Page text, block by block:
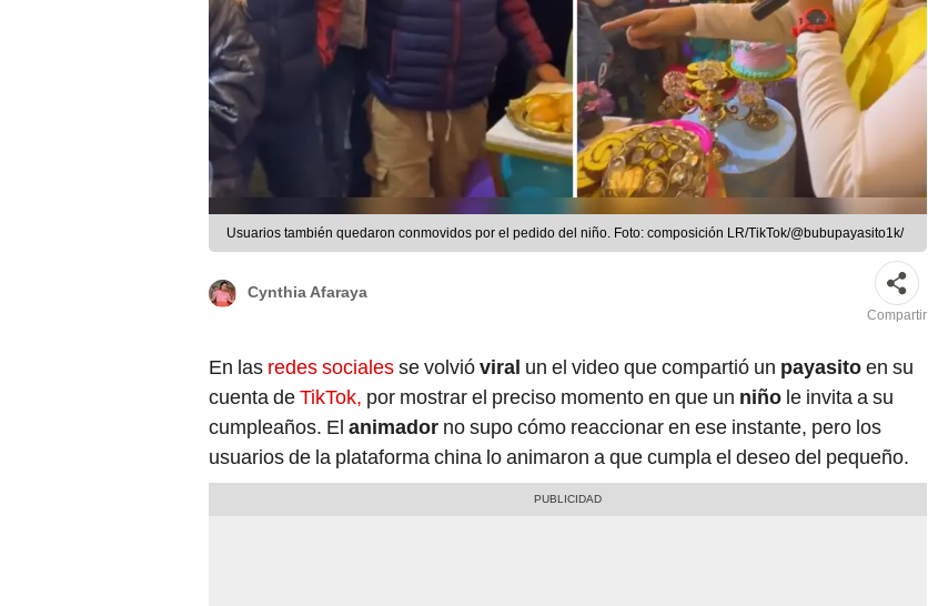
Usuarios también quedaron conmovidos por el pedido del niño. Foto: composición LR/TikTok/@bubupayasito1k/
Cynthia Afaraya
Compartir
En las redes socialesse volvióviral un el video que compartió un payasitoen su
cuenta deTikTok, por mostrar el preciso momento en que un niño le invita a su
cumpleaños. El animador no supo cómo reaccionar en ese instante, pero los
usuarios de la plataforma china lo animaron a que cumpla el deseo del pequeño.